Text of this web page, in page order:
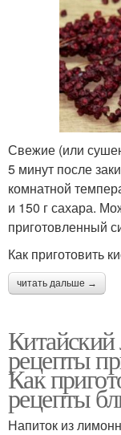
Свежие (или
5 минут после
комнатной
и 150 г сахара.
приготовленный
Как приготовить
читать дальше →
рецепты
Как
рецепты
Напиток из